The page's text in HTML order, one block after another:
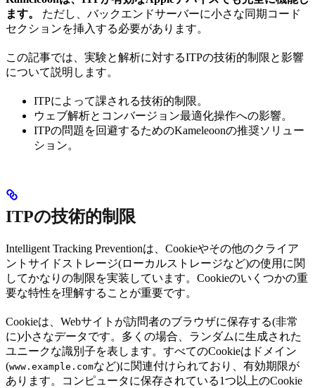
ます。
ただし、バックエンドサーバーに小さな同期コード
セクションを挿入する必要があります。
この記事では、実験と解析に対するITPの技術的制限と影響
について説明します。
ITPによって課される技術的制限。
ウェブ解析とコンバージョン最適化操作への影響。
ITPの問題を回避するためのKameleoonの推奨ソリュー
ション。
ITPの技術的制限
Intelligent Tracking Preventionは、Cookieやその他のクライア
ントサイドストレージ(ローカルストレージなど)の使用に関
してかなりの制限を実装しています。Cookieのいくつかの重
要な特性を理解することが重要です。
Cookieは、Webサイトが訪問者のブラウザに保存する(非常
に)小さなデータです。多くの場合、ランダムに生成された
ユニークな識別子を表します。すべてのCookieはドメイン
(www.example.comなど)に関連付けられており、有効期限が
あります。コンピュータに保存されている1つ以上のCookie